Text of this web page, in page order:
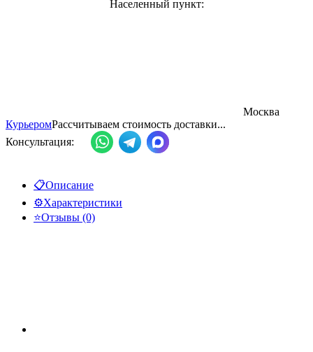
Населенный пункт:
Москва
КурьеромРассчитываем стоимость доставки...
Консультация:
📋Описание
⚙️Характеристики
⭐Отзывы (0)